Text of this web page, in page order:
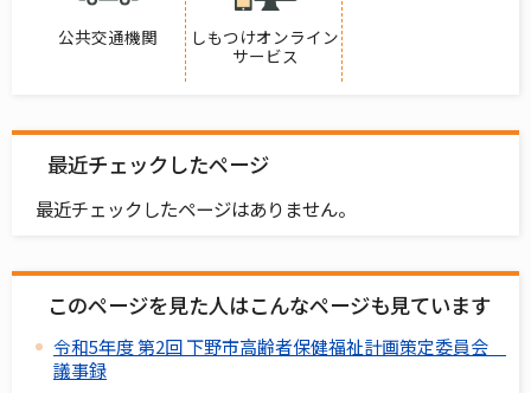
公共交通機関
しもつけオンライン
サービス
最近チェックしたページ
最近チェックしたページはありません。
このページを見た人はこんなページも見ています
令和5年度 第2回 下野市高齢者保健福祉計画策定委員会
議事録